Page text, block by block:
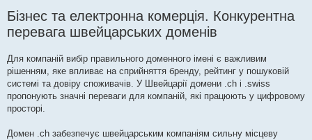
Бізнес та електронна комерція. Конкурентна
перевага швейцарських доменів
Для компаній вибір правильного доменного імені є важливим
рішенням, яке впливає на сприйняття бренду, рейтинг у пошуковій
системі та довіру споживачів. У Швейцарії домени .ch і .swiss
пропонують значні переваги для компаній, які працюють у цифровому
просторі.
Домен .ch забезпечує швейцарським компаніям сильну місцеву